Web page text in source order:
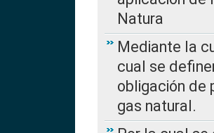
Natura
Mediante la
cual se
obligación de
gas natural.